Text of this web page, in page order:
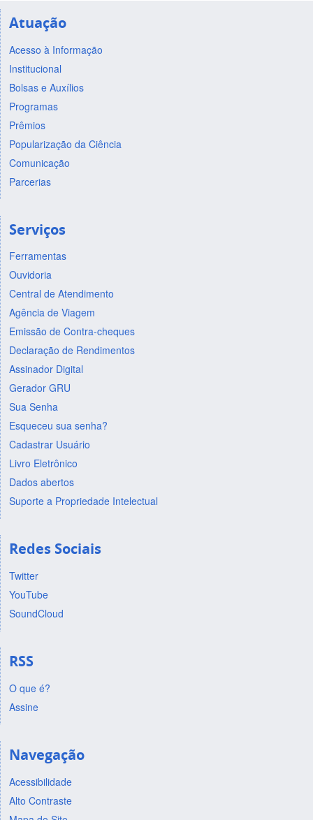
Atuação
Acesso à Informação
Institucional
Bolsas e Auxílios
Programas
Prêmios
Popularização da Ciência
Comunicação
Parcerias
Serviços
Ferramentas
Ouvidoria
Central de Atendimento
Agência de Viagem
Emissão de Contra-cheques
Declaração de Rendimentos
Assinador Digital
Gerador GRU
Sua Senha
Esqueceu sua senha?
Cadastrar Usuário
Livro Eletrônico
Dados abertos
Suporte a Propriedade Intelectual
Redes Sociais
Twitter
YouTube
SoundCloud
RSS
O que é?
Assine
Navegação
Acessibilidade
Alto Contraste